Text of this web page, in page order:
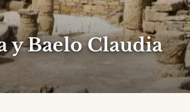
y Baelo Claudia